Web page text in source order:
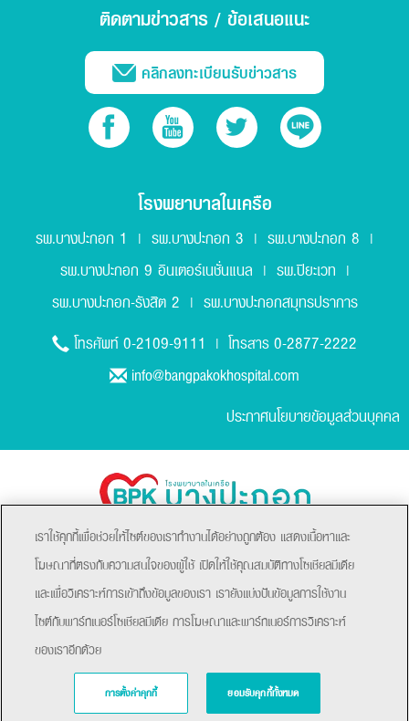
ติดตามข่าวสาร / ข้อเสนอแนะ
คลิกลงทะเบียนรับข่าวสาร
โรงพยาบาลในเครือ
รพ.บางปะกอก 1 | รพ.บางปะกอก 3 | รพ.บางปะกอก 8 |
รพ.บางปะกอก 9 อินเตอร์เนชั่นแนล | รพ.ปิยะเวท |
รพ.บางปะกอก-รังสิต 2 | รพ.บางปะกอกสมุทรปราการ
โทรศัพท์0-2109-9111 | โทรสาร0-2877-2222
info@bangpakokhospital.com
ประกาศนโยบายข้อมูลส่วนบุคคล
Copyright © 2021 Bangpakok Hospital All rights reserved.
เราใช้คุกกี้เพื่อช่วยให้ไซต์ของเราทำงานได้อย่างถูกต้อง แสดงเนื้อหาและ
โฆษณาที่ตรงกับความสนใจของผู้ใช้ เปิดให้ใช้คุณสมบัติทางโซเชียลมีเดีย
และเพื่อวิเคราะห์การเข้าถึงข้อมูลของเรา เรายังแบ่งปันข้อมูลการใช้งาน
ไซต์กับพาร์ทเนอร์โซเชียลมีเดีย การโฆษณาและพาร์ทเนอร์การวิเคราะห์
ของเราอีกด้วย
การตั้งค่าคุกกี้ ยอมรับคุกกี้ทั้งหมด